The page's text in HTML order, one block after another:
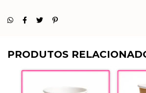
PRODUTOS